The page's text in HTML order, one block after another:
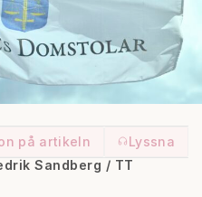
på artikeln
Lyssna
Sandberg / TT